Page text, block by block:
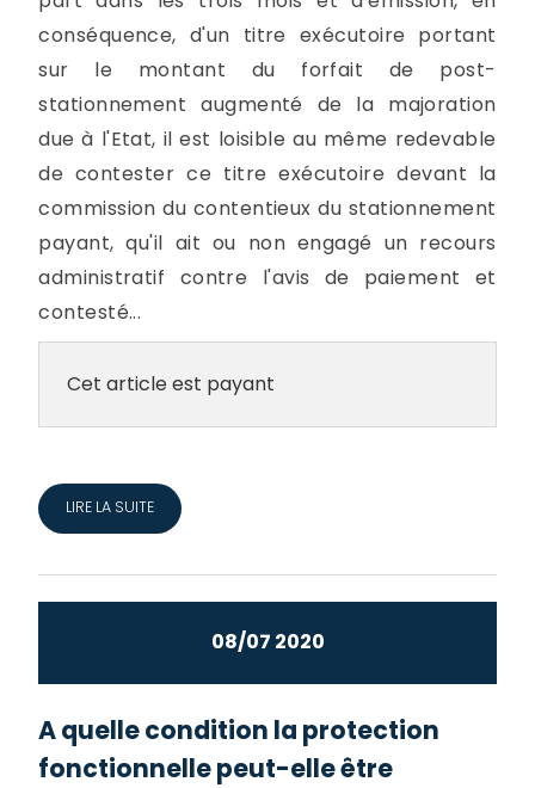
conséquence, d'un titre exécutoire portant
sur le montant du forfait de post-
stationnement augmenté de la majoration
due à l'Etat, il est loisible au même redevable
de contester ce titre exécutoire devant la
commission du contentieux du stationnement
payant, qu'il ait ou non engagé un recours
administratif contre l'avis de paiement et
contesté...
Cet article est payant
LIRE LA SUITE
08/07 2020
A quelle condition la protection
fonctionnelle peut-elle être